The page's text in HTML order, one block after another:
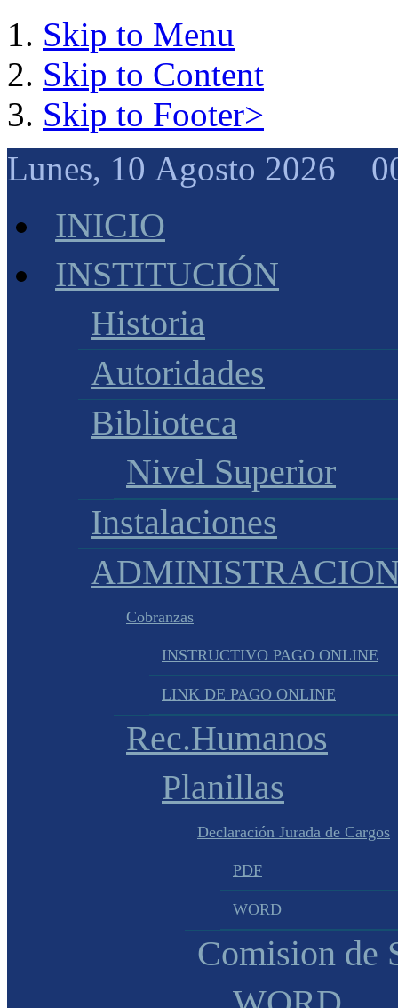
Skip to Menu
Skip to Content
Skip to Footer>
Lunes, 10 Agosto 2026
INICIO
INSTITUCIÓN
Historia
Autoridades
Biblioteca
Nivel Superior
Instalaciones
Cobranzas
INSTRUCTIVO PAGO ONLINE
LINK DE PAGO ONLINE
Rec.Humanos
Planillas
Declaración Jurada de Cargos
PDF
WORD
Comision de